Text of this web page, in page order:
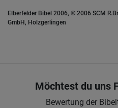
Elberfelder Bibel 2006, © 2006 SCM
GmbH, Holzgerlingen
Möchtest du uns
Bewertung der